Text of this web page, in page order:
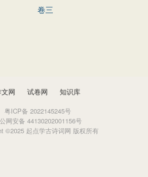
卷三
网 试卷网 知识库
粤ICP备 2022145245号
网安备 44130202001156号
©2025 起点学古诗词网 版权所有